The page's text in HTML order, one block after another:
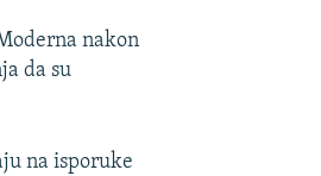
nakon
da su
na isporuke